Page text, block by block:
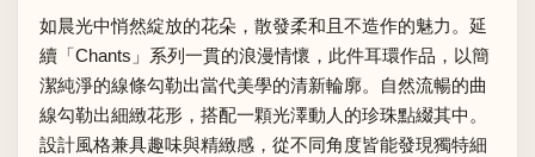
如晨光中悄然綻放的花朵，散發柔和且不造作的魅力。延
續「Chants」系列一貫的浪漫情懷，此件耳環作品，以簡
潔純淨的線條勾勒出當代美學的清新輪廓。自然流暢的曲
線勾勒出細緻花形，搭配一顆光澤動人的珍珠點綴其中。
設計風格兼具趣味與精緻感，從不同角度皆能發現獨特細